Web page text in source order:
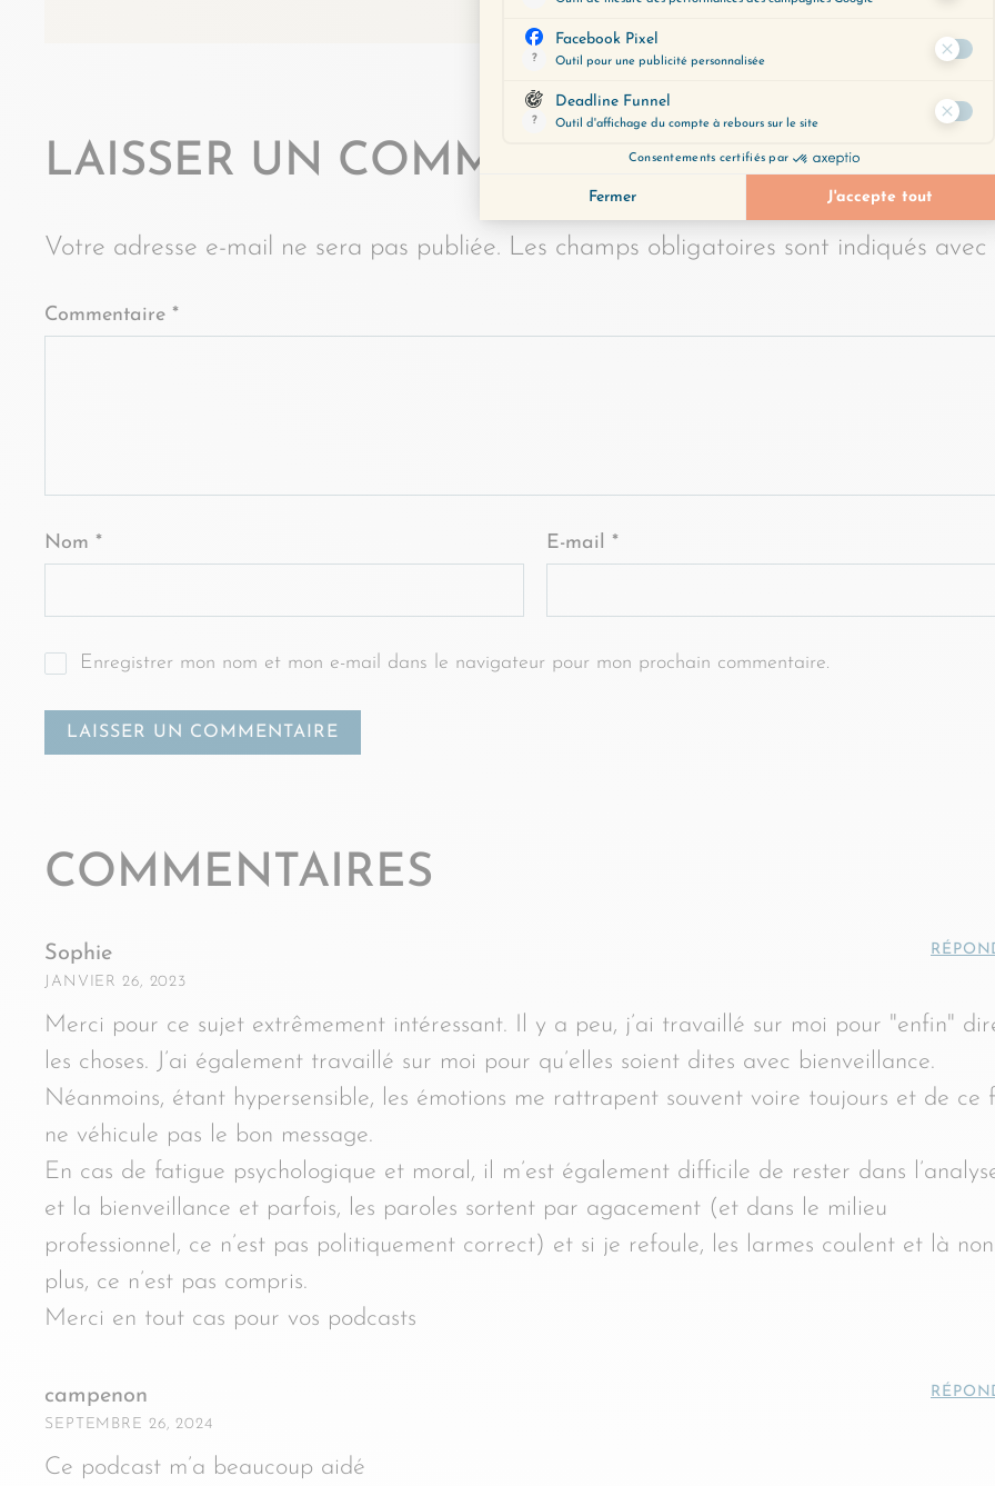
LAISSER UN COMMENTAIRE
Votre adresse e-mail ne sera pas publiée. Les champs obligatoires sont indiqués avec
Commentaire *
Nom * E-mail *
Enregistrer mon nom et mon e-mail dans le navigateur pour mon prochain commentaire.
COMMENTAIRES
Sophie
JANVIER 26, 2023
Merci pour ce sujet extrêmement intéressant. Il y a peu, j’ai travaillé sur moi pour "enfin"
les choses. J’ai également travaillé sur moi pour qu’elles soient dites avec bienveillance.
Néanmoins, étant hypersensible, les émotions me rattrapent souvent voire toujours et de ce
ne véhicule pas le bon message.
En cas de fatigue psychologique et moral, il m’est également difficile de rester dans
et la bienveillance et parfois, les paroles sortent par agacement (et dans le milieu
professionnel, ce n’est pas politiquement correct) et si je refoule, les larmes coulent et là non
plus, ce n’est pas compris.
Merci en tout cas pour vos podcasts
campenon
SEPTEMBRE 26, 2024
Ce podcast m’a beaucoup aidé